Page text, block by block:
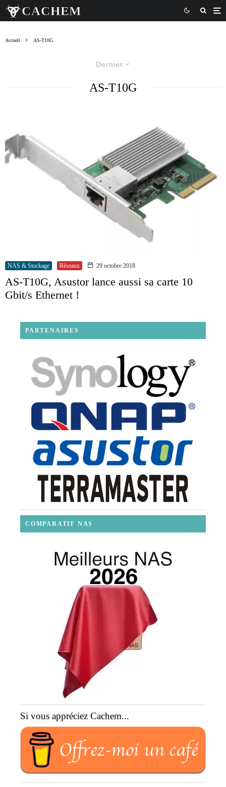
Accueil AS-T10G
Dernier
AS-T10G
NAS & Stockage Réseaux 29 octobre 2018
AS-T10G, Asustor lance aussi sa carte 10
Gbit/s Ethernet !
PARTENAIRES
COMPARATIF NAS
Si vous appréciez Cachem...